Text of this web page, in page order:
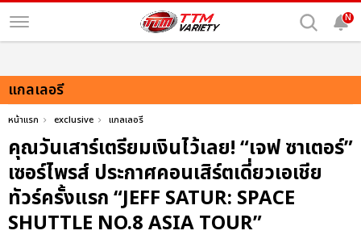
N
แกลเลอรี
หน้าแรก exclusive แกลเลอรี
คุณวันเสาร์เตรียมเงินไว้เลย! “เจฟ ซาเตอร์”
เซอร์ไพรส์ ประกาศคอนเสิร์ตเดี่ยวเอเชีย
ทัวร์ครั้งแรก “JEFF SATUR: SPACE
SHUTTLE NO.8 ASIA TOUR”